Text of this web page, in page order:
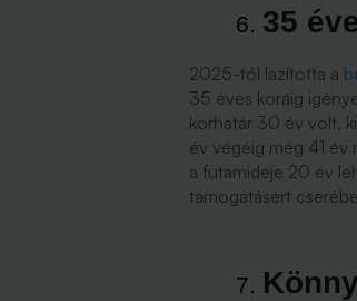
35
2025-től lazította a
35 éves koráig
korhatár 30 év volt,
év végéig még 41 év
a futamideje 20 év
támogatásért